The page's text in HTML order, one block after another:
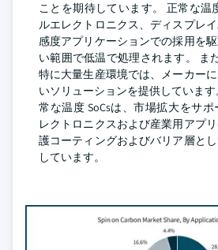
ことを期待しています。 正常な温
ルエレクトロニクス、ディスプレ
感度アプリケーションでの採用を
い範囲で低温で処理されます。 ま
特に大量生産環境では、メーカー
いソリューションを提供していま
常な温度 SoCsは、市場拡大をサ
レクトロニクスおよび産業用アプ
護コーティングおよびバリア層と
しています。